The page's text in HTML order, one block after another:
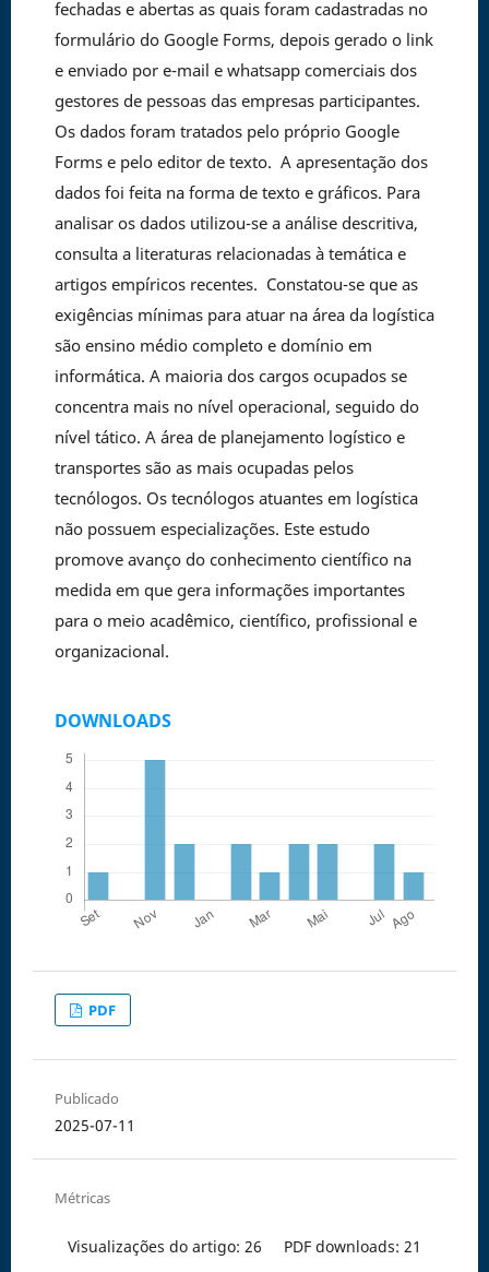
fechadas e abertas as quais foram cadastradas no
formulário do Google Forms, depois gerado o link
e enviado por e-mail e whatsapp comerciais dos
gestores de pessoas das empresas participantes.
Os dados foram tratados pelo próprio Google
Forms e pelo editor de texto. A apresentação dos
dados foi feita na forma de texto e gráficos. Para
analisar os dados utilizou-se a análise descritiva,
consulta a literaturas relacionadas à temática e
artigos empíricos recentes. Constatou-se que as
exigências mínimas para atuar na área da logística
são ensino médio completo e domínio em
informática. A maioria dos cargos ocupados se
concentra mais no nível operacional, seguido do
nível tático. A área de planejamento logístico e
transportes são as mais ocupadas pelos
tecnólogos. Os tecnólogos atuantes em logística
não possuem especializações. Este estudo
promove avanço do conhecimento científico na
medida em que gera informações importantes
para o meio acadêmico, científico, profissional e
organizacional.
DOWNLOADS
PDF
Publicado
2025-07-11
Métricas
Visualizações do artigo: 26 PDF downloads: 21